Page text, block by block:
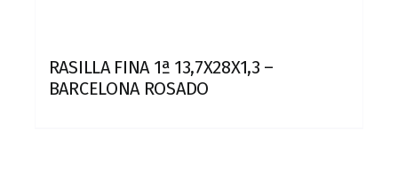
RASILLA FINA 1ª 13,7X28X1,3 –
BARCELONA ROSADO